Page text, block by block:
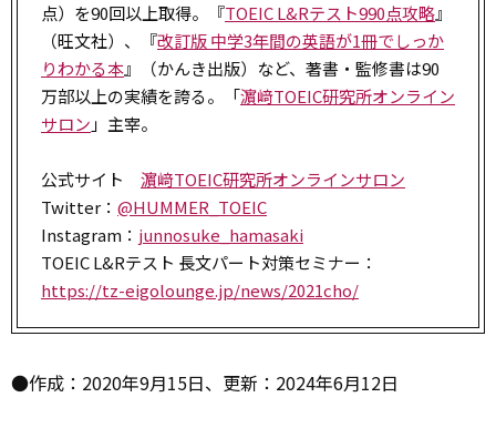
点）を90回以上取得。『TOEIC L&Rテスト990点攻略』
（旺文社）、『改訂版 中学3年間の英語が1冊でしっか
りわかる本』（かんき出版）など、著書・監修書は90
万部以上の実績を誇る。「濵﨑TOEIC研究所オンライン
サロン 」主宰。
公式サイト 濵﨑TOEIC研究所オンラインサロン
Twitter： @HUMMER_TOEIC
Instagram： junnosuke_hamasaki
TOEIC L&Rテスト 長文パート対策セミナー：
https://tz-eigolounge.jp/news/2021cho/
●作成：2020年9月15日、更新：2024年6月12日